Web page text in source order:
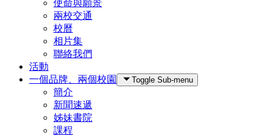
使命與願景
兩校交通
校曆
相片集
聯絡我們
活動
一個品牌、兩個校園
Toggle Sub-menu
簡介
新聞速遞
姊妹書院
課程